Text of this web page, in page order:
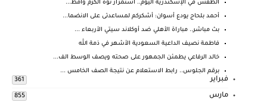
الطقس في الإسكندرية اليوم.. استمرار نوة الكرم وأمط...
أحمد بلحاج يودع أسوان: أشكركم لمساعدتى على الانضما...
بث مباشر.. مباراة الأهلي ضد أوكلاند سيتي الأربعاء ...
فاطمة نصيف الداعية السعودية الأشهر في ذمة الله
خالد الرفاعي يطمئن الجمهور على صحته ويصف الوسط الف...
برقم الجلوس.. رابط الاستعلام عن نتيجة الصف الخامس ...
فبراير 361
مارس 855